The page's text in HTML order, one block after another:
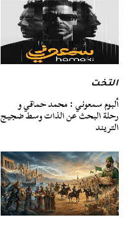
التخت
ألبوم سمعوني : محمد حماقي و
رحلة البحث عن الذات وسط ضجيج
التريند